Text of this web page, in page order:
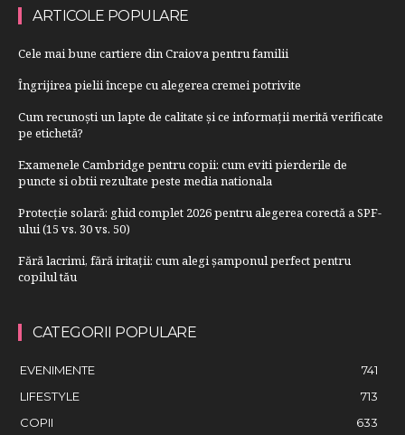
ARTICOLE POPULARE
Cele mai bune cartiere din Craiova pentru familii
Îngrijirea pielii începe cu alegerea cremei potrivite
Cum recunoști un lapte de calitate și ce informații merită verificate
pe etichetă?
Examenele Cambridge pentru copii: cum eviti pierderile de
puncte si obtii rezultate peste media nationala
Protecție solară: ghid complet 2026 pentru alegerea corectă a SPF-
ului (15 vs. 30 vs. 50)
Fără lacrimi, fără iritații: cum alegi șamponul perfect pentru
copilul tău
CATEGORII POPULARE
EVENIMENTE
741
LIFESTYLE
713
COPII
633